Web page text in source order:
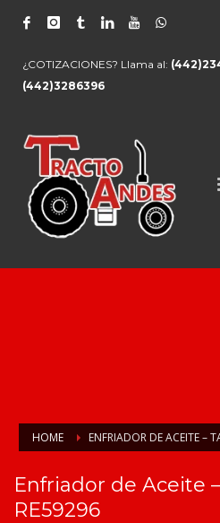
¿COTIZACIONES? Llama al:
(442)3286396
HOME ENFRIADOR DE ACEITE –
Enfriador de Aceite
RE59296